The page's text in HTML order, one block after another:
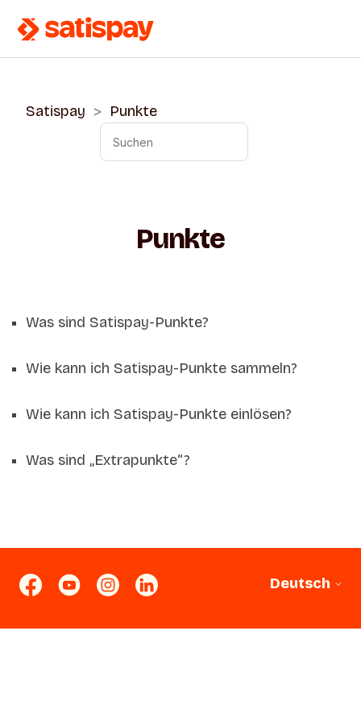
Satispay Punkte
Punkte
Was sind Satispay-Punkte?
Wie kann ich Satispay-Punkte sammeln?
Wie kann ich Satispay-Punkte einlösen?
Was sind „Extrapunkte“?
Deutsch